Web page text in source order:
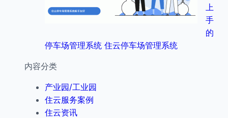
上
手
的
停车场管理系统 住云停车场管理系统
内容分类
产业园/工业园
住云服务案例
住云资讯